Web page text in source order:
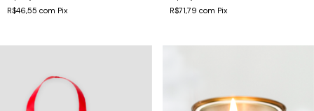
R$46,55 com Pix R$71,79 com Pix